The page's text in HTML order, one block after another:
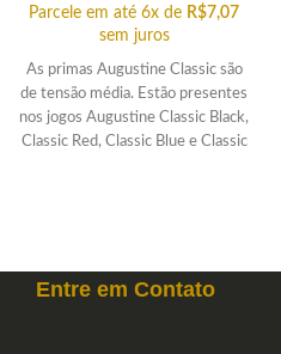
Parcele em até 6x de R$7,07
sem juros
As primas Augustine Classic são
de tensão média. Estão presentes
nos jogos Augustine Classic Black,
Classic Red, Classic Blue e Classic
Entre em Contato